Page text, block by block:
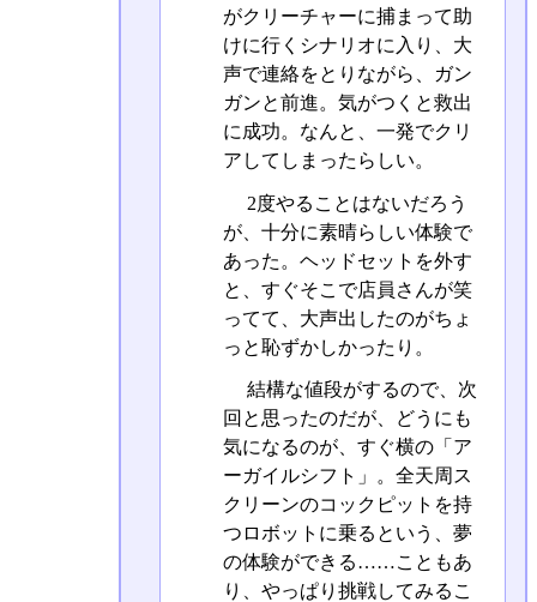
がクリーチャーに捕まって助
けに行くシナリオに入り、大
声で連絡をとりながら、ガン
ガンと前進。気がつくと救出
に成功。なんと、一発でクリ
アしてしまったらしい。
2度やることはないだろう
が、十分に素晴らしい体験で
あった。ヘッドセットを外す
と、すぐそこで店員さんが笑
ってて、大声出したのがちょ
っと恥ずかしかったり。
結構な値段がするので、次
回と思ったのだが、どうにも
気になるのが、すぐ横の「ア
ーガイルシフト」。全天周ス
クリーンのコックピットを持
つロボットに乗るという、夢
の体験ができる……こともあ
り、やっぱり挑戦してみるこ